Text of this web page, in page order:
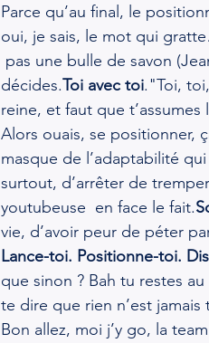
Parce qu’au final, le
oui, je sais, le mot qui
pas une bulle de savon
décides.Toi avec toi."Toi,
reine, et faut que t’assumes
Alors ouais, se positionner,
masque de l’adaptabilité
surtout, d’arrêter de
youtubeuse  en face le fait.
vie, d’avoir peur de péter
Lance-toi. Positionne-toi.
que sinon ? Bah tu restes
te dire que rien n’est
Bon allez, moi j’y go, la